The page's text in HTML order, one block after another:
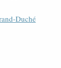
Duché